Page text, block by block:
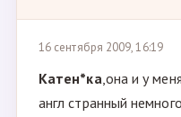
16 сентября 2009, 16:19
Катен*ка,она и у
англ странный